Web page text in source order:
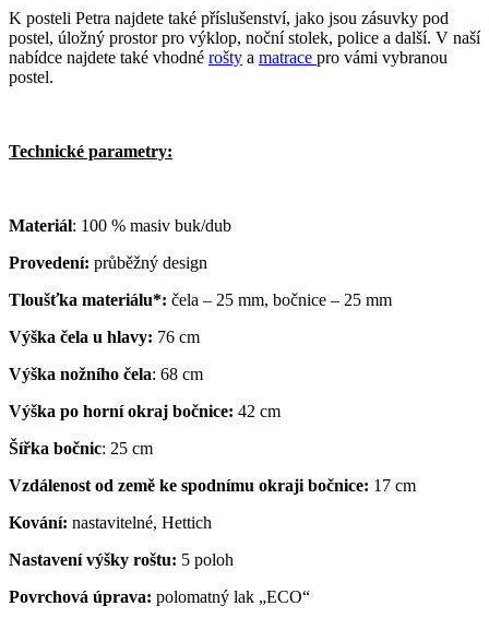
K posteli Petra najdete také příslušenství, jako jsou zásuvky pod
postel, úložný prostor pro výklop, noční stolek, police a další. V naší
nabídce najdete také vhodné rošty a matrace pro vámi vybranou
postel.
Technické parametry:
Materiál: 100 % masiv buk/dub
Provedení: průběžný design
Tloušťka materiálu*: čela – 25 mm, bočnice – 25 mm
Výška čela u hlavy: 76 cm
Výška nožního čela: 68 cm
Výška po horní okraj bočnice: 42 cm
Šířka bočnic: 25 cm
Vzdálenost od země ke spodnímu okraji bočnice: 17 cm
Kování: nastavitelné, Hettich
Nastavení výšky roštu: 5 poloh
Povrchová úprava: polomatný lak „ECO“